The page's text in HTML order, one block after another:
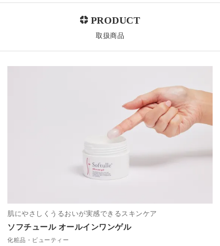
取扱商品
ソフチュール オールインワンゲル
肌にやさしくうるおいが実感できるスキンケア
化粧品・ビューティー